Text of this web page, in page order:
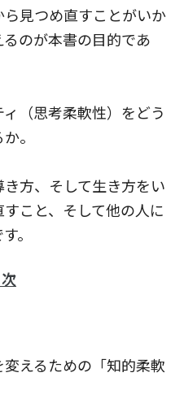
見つめ直すことがいか
のが本書の目的であ
（思考柔軟性）をどう
。
方、そして生き方をい
こと、そして他の人に
。
えるための「知的柔軟